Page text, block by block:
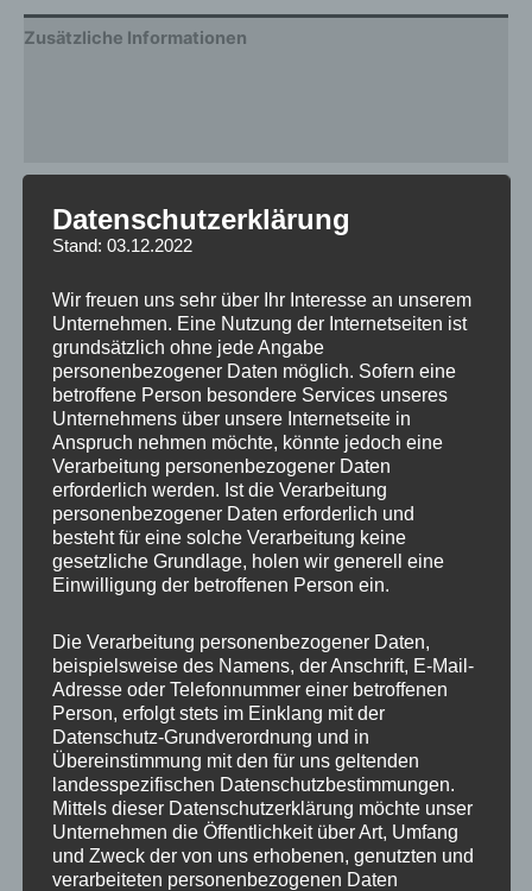
Zusätzliche Informationen
Breite
Design CVR1
Durchmesser 22
ET 35
Fertigung Flow Forming
Hersteller CONCAVER WHEELS
Lochkreis 5×114.3
Hinweis
Lochzahl
Mittellochbohrung 74,1 mm
Nabenbohrung 74.1
PCD 114.3 mm
Traglast 980
Datenschutzerklärung
Stand: 03.12.2022
Wir freuen uns sehr über Ihr Interesse an unserem
Unternehmen. Eine Nutzung der Internetseiten ist
grundsätzlich ohne jede Angabe
personenbezogener Daten möglich. Sofern eine
betroffene Person besondere Services unseres
Unternehmens über unsere Internetseite in
Anspruch nehmen möchte, könnte jedoch eine
Verarbeitung personenbezogener Daten
erforderlich werden. Ist die Verarbeitung
personenbezogener Daten erforderlich und
besteht für eine solche Verarbeitung keine
gesetzliche Grundlage, holen wir generell eine
Einwilligung der betroffenen Person ein.
Die Verarbeitung personenbezogener Daten,
beispielsweise des Namens, der Anschrift, E-Mail-
Adresse oder Telefonnummer einer betroffenen
Person, erfolgt stets im Einklang mit der
Datenschutz-Grundverordnung und in
Übereinstimmung mit den für uns geltenden
landesspezifischen Datenschutzbestimmungen.
Mittels dieser Datenschutzerklärung möchte unser
Unternehmen die Öffentlichkeit über Art, Umfang
und Zweck der von uns erhobenen, genutzten und
verarbeiteten personenbezogenen Daten